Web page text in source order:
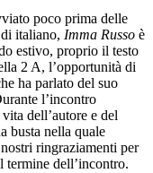
poco prima delle
italiano, Imma Russo è
estivo, proprio il testo
2 A, l’opportunità di
ha parlato del suo
l’incontro
dell’autore e del
busta nella quale
ringraziamenti per
termine dell’incontro.